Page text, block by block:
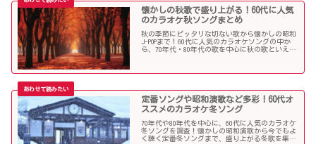
懐かしの秋歌で盛り上がる！60代に人気
のカラオケ秋ソングまとめ
秋の季節にピッタリな切ない歌から懐かしの昭和
J-POPまで！60代に人気のカラオケソングの中か
ら、70年代・80年代の歌を中心に秋の歌といえば
定番ソングや昭和演歌など多彩！60代オ
ススメのカラオケ冬ソング
70年代や80年代を中心に、60代に人気のカラオケ
冬ソングを調査！懐かしの昭和演歌から今でもよ
く聴く定番冬ソングまで、盛り上がる冬歌を集め